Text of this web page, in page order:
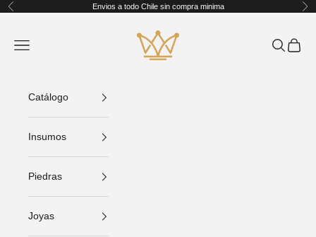
Ir al contenido
Anterior Envios a todo Chile sin compra minima
King Crafts
Abrir menú de navegación
AbrirAbrir
Catálogo
Insumos
Piedras
Joyas